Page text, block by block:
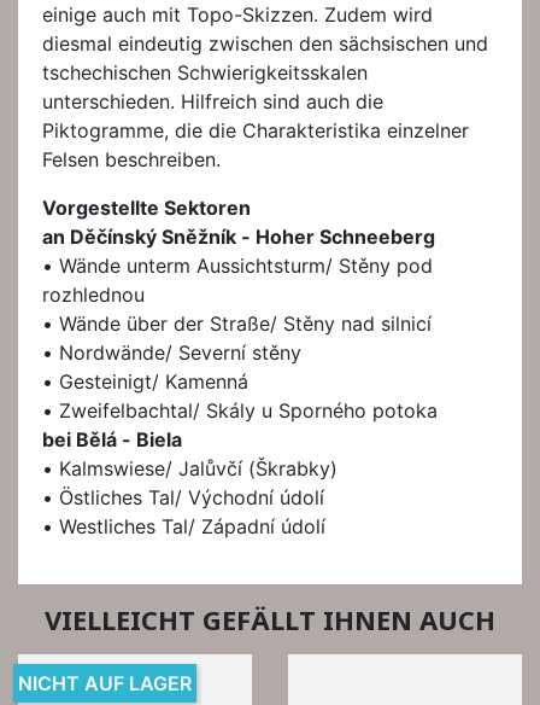
einige auch mit Topo-Skizzen. Zudem wird
diesmal eindeutig zwischen den sächsischen und
tschechischen Schwierigkeitsskalen
unterschieden. Hilfreich sind auch die
Piktogramme, die die Charakteristika einzelner
Felsen beschreiben.
Vorgestellte Sektoren
an Děčínský Sněžník - Hoher Schneeberg
• Wände unterm Aussichtsturm/ Stěny pod
rozhlednou
• Wände über der Straße/ Stěny nad silnicí
• Nordwände/ Severní stěny
• Gesteinigt/ Kamenná
• Zweifelbachtal/ Skály u Sporného potoka
bei Bělá - Biela
• Kalmswiese/ Jalůvčí (Škrabky)
• Östliches Tal/ Východní údolí
• Westliches Tal/ Západní údolí
VIELLEICHT GEFÄLLT IHNEN AUCH
NICHT AUF LAGER